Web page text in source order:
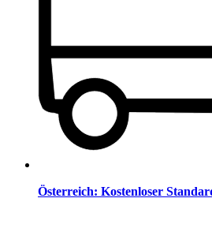
Österreich: Kostenloser